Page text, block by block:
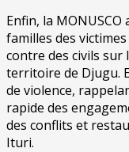
Enfin, la
familles des
contre des civils sur
territoire de Djugu.
de violence,
rapide des
des conflits et
Ituri.